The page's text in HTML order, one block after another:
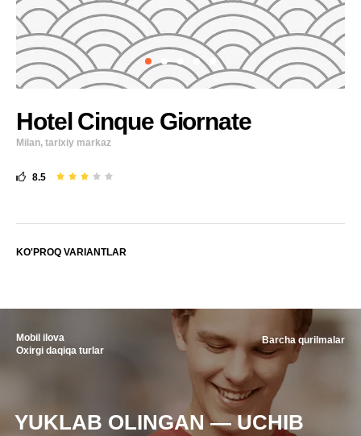
Hotel Cinque Giornate
Milan, tarixiy markaz
8.5
KO'PROQ VARIANTLAR
Mobil ilova
Oxirgi daqiqa turlar
YUKLAB OLINGAN — UCHIB
Barcha qurilmalar